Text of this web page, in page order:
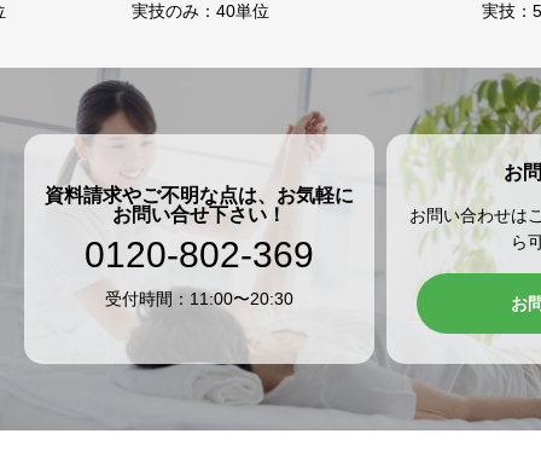
実技：50単位 学科：40単位
資料請求やご不明な点は、お気軽に
お問い合せ下さい！
0120-802-369
受付時間：11:00〜20:30
お
お問い合わせは
ら
お